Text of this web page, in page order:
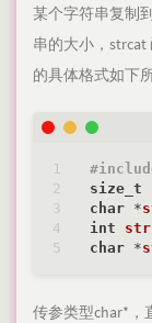
某个字符串复制
串的大小，
的具体格式如下
#
size_t
char *
int
char *
传参类型char*，